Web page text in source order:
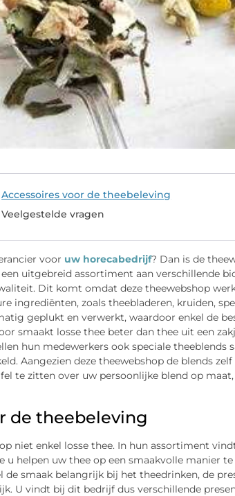
Accessoires voor de theebeleving
Veelgestelde vragen
voor uw horecabedrijf? Dan is de
uitgebreid assortiment aan verschillende
Dit komt omdat deze theewebshop
ingrediënten, zoals theebladeren, kruiden,
geplukt en verwerkt, waardoor enkel de
smaakt losse thee beter dan thee uit een
hun medewerkers ook speciale theeblends
Aangezien deze theewebshop de blends
te zitten over uw persoonlijke blend op
de theebeleving
niet enkel losse thee. In hun assortiment
u helpen uw thee op een smaakvolle manier
smaak belangrijk bij het theedrinken, de
U vindt bij dit bedrijf dus verschillende